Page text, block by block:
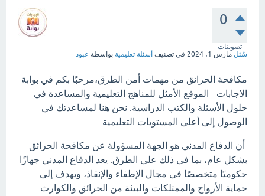
0
تصويتات
سُئل مارس 1، 2024 في تصنيف أسئلة تعليمية بواسطة عبود
مكافحة الحرائق من مهمات أمن الطرق،مرحبًا بكم في بوابة
الاجابات - الموقع الأمثل للمناهج التعليمية والمساعدة في
حلول الأسئلة والكتب الدراسية. نحن هنا لمساعدتك في
الوصول إلى أعلى المستويات التعليمية.
أن الدفاع المدني هو الجهة المسؤولة عن مكافحة الحرائق
بشكل عام، بما في ذلك على الطرق. يعد الدفاع المدني جهازًا
حكوميًا متخصصًا في مجال الإطفاء والإنقاذ، ويهدف إلى
حماية الأرواح والممتلكات والبيئة من الحرائق والكوارث